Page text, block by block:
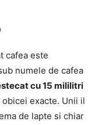
cafea este
numele de cafea
cu 15 mililitri
exacte. Unii il
de lapte si chiar